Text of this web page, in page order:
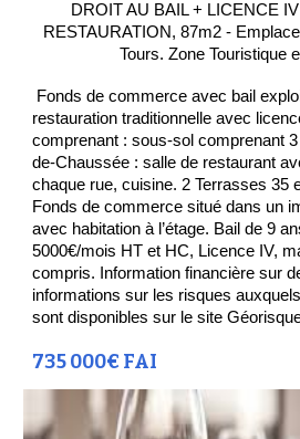
DROIT AU BAIL + LICENCE
RESTAURATION, 87m2 -
Tours. Zone Touristique
Fonds de commerce avec bail
restauration traditionnelle avec
comprenant : sous-sol comprenant
de-Chaussée : salle de restaurant
chaque rue, cuisine. 2 Terrasses 35
Fonds de commerce situé dans un
avec habitation à l’étage. Bail de 9
5000€/mois HT et HC, Licence IV,
compris. Information financière sur
informations sur les risques
sont disponibles sur le site
735 000€ FAI